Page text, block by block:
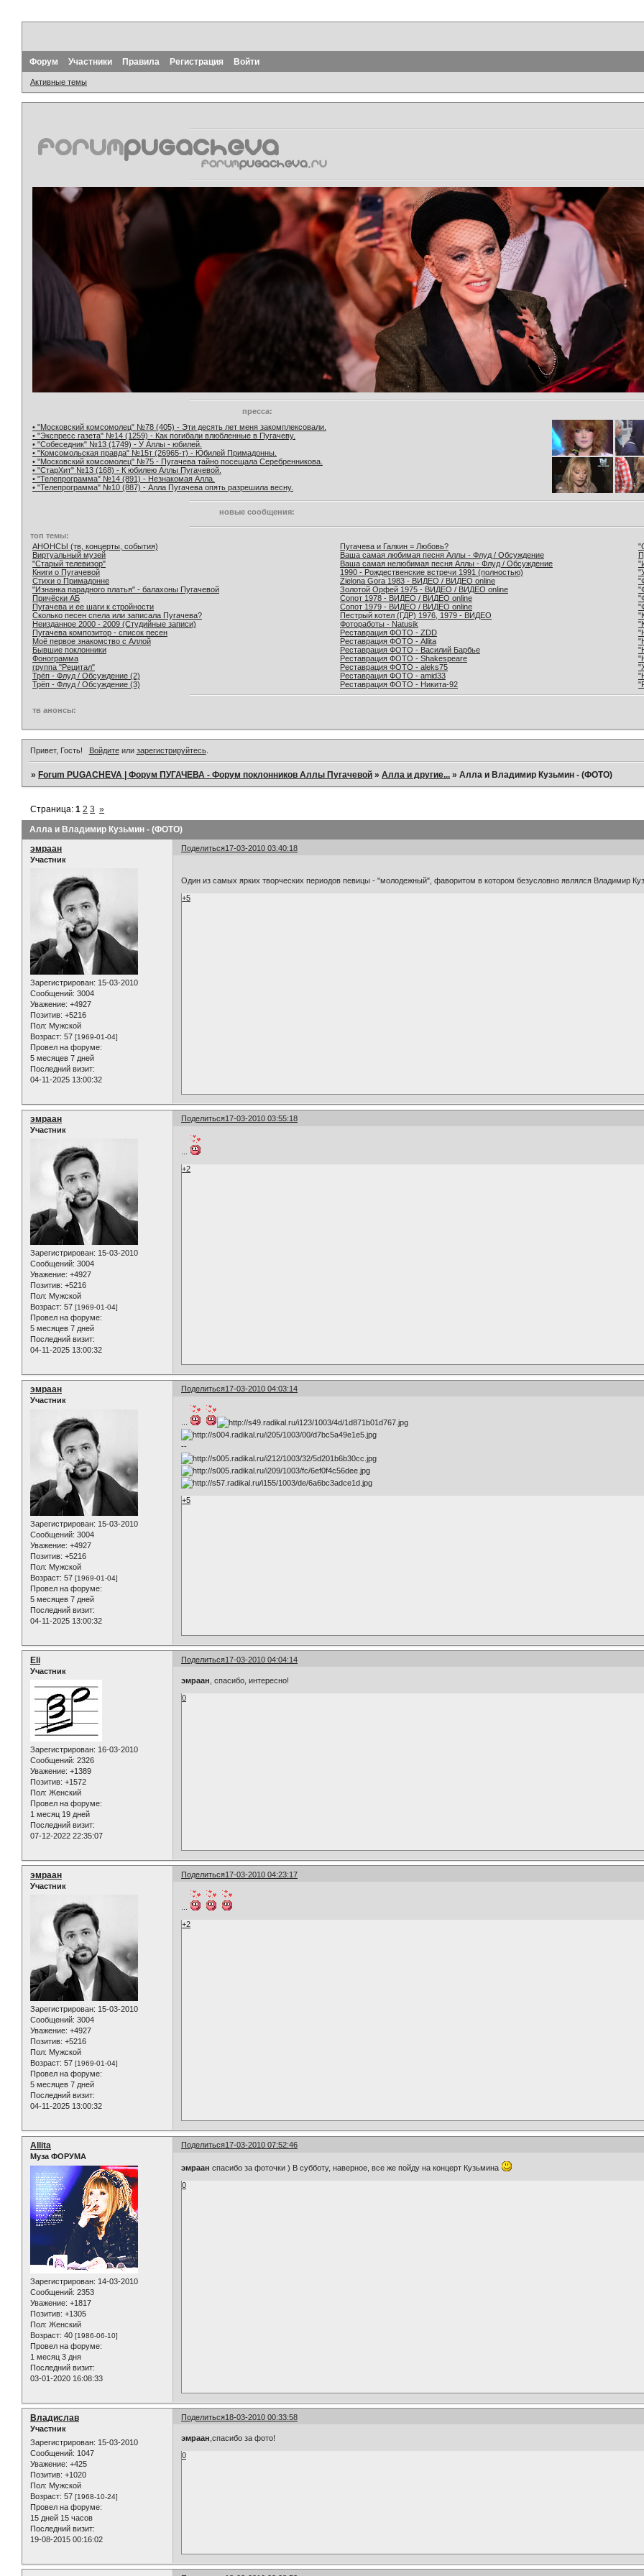
Форум Участники Правила Регистрация Войти
Активные темы
пресса:
• "Московский комсомолец" №78 (405) - Эти десять лет меня закомплексовали.
• "Экспресс газета" №14 (1259) - Как погибали влюбленные в Пугачеву.
• "Собеседник" №13 (1749) - У Аллы - юбилей.
• "Комсомольская правда" №15т (26965-т) - Юбилей Примадонны.
• "Московский комсомолец" №75 - Пугачева тайно посещала Серебренникова.
• "СтарХит" №13 (168) - К юбилею Аллы Пугачевой.
• "Телепрограмма" №14 (891) - Незнакомая Алла.
• "Телепрограмма" №10 (887) - Алла Пугачева опять разрешила весну.
новые сообщения:
топ темы:
АНОНСЫ (тв, концерты, события)
Виртуальный музей
"Старый телевизор"
Книги о Пугачевой
Стихи о Примадонне
"Изнанка парадного платья" - балахоны Пугачевой
Причёски АБ
Пугачева и ее шаги к стройности
Сколько песен спела или записала Пугачева?
Неизданное 2000 - 2009 (Студийные записи)
Пугачева композитор - список песен
Моё первое знакомство с Аллой
Бывшие поклонники
Фонограмма
группа "Рецитал"
Трёп - Флуд / Обсуждение (2)
Трёп - Флуд / Обсуждение (3)
Пугачева и Галкин = Любовь?
Ваша самая любимая песня Аллы - Флуд / Обсуждение
Ваша самая нелюбимая песня Аллы - Флуд / Обсуждение
1990 - Рождественские встречи 1991 (полностью)
Zielona Gora 1983 - ВИДЕО / ВИДЕО online
Золотой Орфей 1975 - ВИДЕО / ВИДЕО online
Сопот 1978 - ВИДЕО / ВИДЕО online
Сопот 1979 - ВИДЕО / ВИДЕО online
Пестрый котел (ГДР) 1976, 1979 - ВИДЕО
Фотоработы - Natusik
Реставрация ФОТО - ZDD
Реставрация ФОТО - Allita
Реставрация ФОТО - Василий Барбье
Реставрация ФОТО - Shakespeare
Реставрация ФОТО - aleks75
Реставрация ФОТО - amid33
Реставрация ФОТО - Никита-92
тв анонсы:
Привет, Гость! Войдитеили зарегистрируйтесь.
»Forum PUGACHEVA | Форум ПУГАЧЕВА - Форум поклонников Аллы Пугачевой »Алла и другие... »Алла и Владимир Кузьмин - (ФОТО)
Алла и Владимир Кузьмин - (ФОТО)
Страница:1 2 3 »
Поделиться17-03-2010 03:40:18
эмраан
Участник
Зарегистрирован: 15-03-2010
Сообщений: 3004
Уважение: +4927
Позитив: +5216
Пол: Мужской
Возраст: 57 [1969-01-04]
Провел на форуме:
5 месяцев 7 дней
Последний визит:
04-11-2025 13:00:32
Один из самых ярких творческих периодов певицы - "молодежный", фаворитом в котором безусловно являлся Владимир
+5
Поделиться17-03-2010 03:55:18
эмраан
Участник
Зарегистрирован: 15-03-2010
Сообщений: 3004
Уважение: +4927
Позитив: +5216
Пол: Мужской
Возраст: 57 [1969-01-04]
Провел на форуме:
5 месяцев 7 дней
Последний визит:
04-11-2025 13:00:32
+2
Поделиться17-03-2010 04:03:14
эмраан
Участник
Зарегистрирован: 15-03-2010
Сообщений: 3004
Уважение: +4927
Позитив: +5216
Пол: Мужской
Возраст: 57 [1969-01-04]
Провел на форуме:
5 месяцев 7 дней
Последний визит:
04-11-2025 13:00:32
--
+5
Поделиться17-03-2010 04:04:14
Eli
Участник
Зарегистрирован: 16-03-2010
Сообщений: 2326
Уважение: +1389
Позитив: +1572
Пол: Женский
Провел на форуме:
1 месяц 19 дней
Последний визит:
07-12-2022 22:35:07
эмраан , спасибо, интересно!
0
Поделиться17-03-2010 04:23:17
эмраан
Участник
Зарегистрирован: 15-03-2010
Сообщений: 3004
Уважение: +4927
Позитив: +5216
Пол: Мужской
Возраст: 57 [1969-01-04]
Провел на форуме:
5 месяцев 7 дней
Последний визит:
04-11-2025 13:00:32
...
+2
Поделиться17-03-2010 07:52:46
Allita
Муза ФОРУМА
Зарегистрирован: 14-03-2010
Сообщений: 2353
Уважение: +1817
Позитив: +1305
Пол: Женский
Возраст: 40 [1986-06-10]
Провел на форуме:
1 месяц 3 дня
Последний визит:
03-01-2020 16:08:33
эмраан спасибо за фоточки ) В субботу, наверное, все же пойду на концерт Кузьмина
0
Поделиться18-03-2010 00:33:58
Владислав
Участник
Зарегистрирован: 15-03-2010
Сообщений: 1047
Уважение: +425
Позитив: +1020
Пол: Мужской
Возраст: 57 [1968-10-24]
Провел на форуме:
15 дней 15 часов
Последний визит:
19-08-2015 00:16:02
эмраан ,спасибо за фото!
0